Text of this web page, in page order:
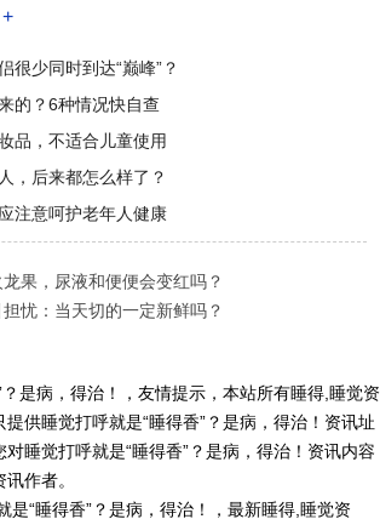
很少同时到达“巅峰”？
的？6种情况快自查
品，不适合儿童使用
，后来都怎么样了？
注意呵护老年人健康
果，尿液和便便会变红吗？
忧：当天切的一定新鲜吗？
？是病，得治！，友情提示，本站所有睡得,睡觉资
供睡觉打呼就是“睡得香”？是病，得治！资讯址
睡觉打呼就是“睡得香”？是病，得治！资讯内容
作者。
是“睡得香”？是病，得治！，最新睡得,睡觉资